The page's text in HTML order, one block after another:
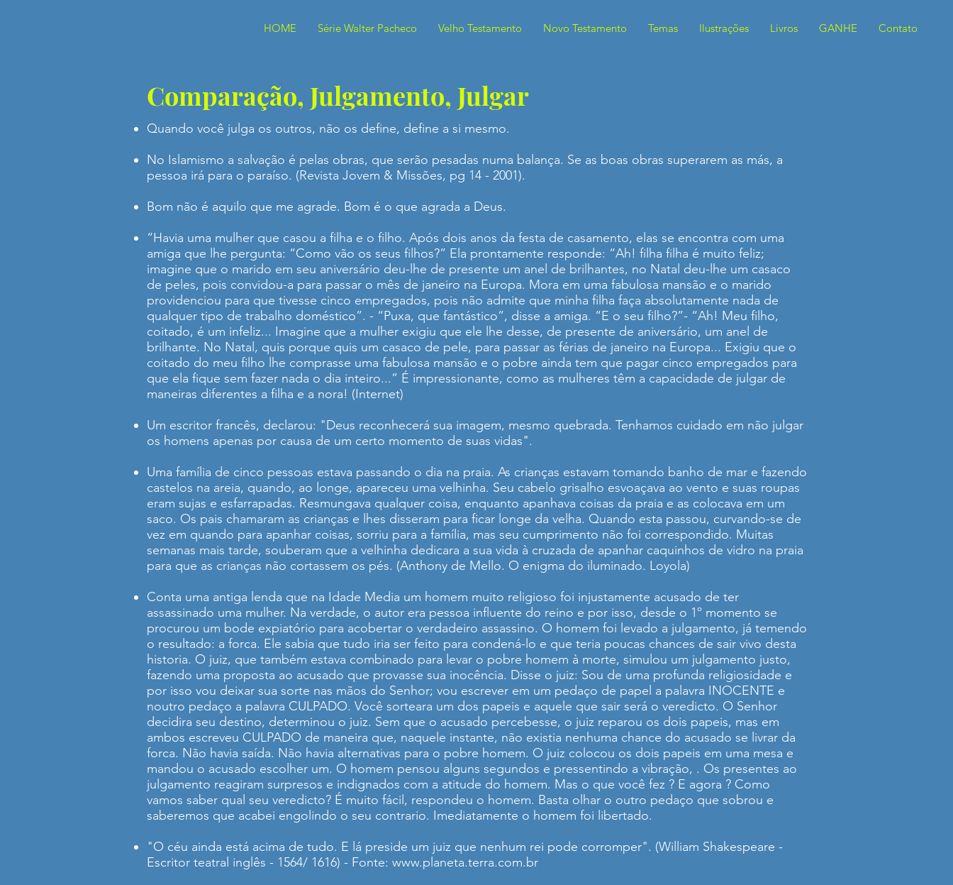
HOME Série Walter Pacheco Velho Testamento Novo Testamento Temas Ilustrações Livros GANHE Contato
Quando você julga os outros, não os define, define a si mesmo.
No Islamismo a salvação é pelas obras, que serão pesadas numa balança. Se as boas obras superarem as más, a
pessoa irá para o paraíso. (Revista Jovem & Missões, pg 14 - 2001).
Bom não é aquilo que me agrade. Bom é o que agrada a Deus.
“Havia uma mulher que casou a filha e o filho. Após dois anos da festa de casamento, elas se encontra com uma
amiga que lhe pergunta: “Como vão os seus filhos?” Ela prontamente responde: “Ah! filha filha é muito feliz;
imagine que o marido em seu aniversário deu-lhe de presente um anel de brilhantes, no Natal deu-lhe um casaco
de peles, pois convidou-a para passar o mês de janeiro na Europa. Mora em uma fabulosa mansão e o marido
providenciou para que tivesse cinco empregados, pois não admite que minha filha faça absolutamente nada de
qualquer tipo de trabalho doméstico”. - “Puxa, que fantástico”, disse a amiga. “E o seu filho?”- “Ah! Meu filho,
coitado, é um infeliz... Imagine que a mulher exigiu que ele lhe desse, de presente de aniversário, um anel de
brilhante. No Natal, quis porque quis um casaco de pele, para passar as férias de janeiro na Europa... Exigiu que o
coitado do meu filho lhe comprasse uma fabulosa mansão e o pobre ainda tem que pagar cinco empregados para
que ela fique sem fazer nada o dia inteiro...” É impressionante, como as mulheres têm a capacidade de julgar de
maneiras diferentes a filha e a nora! (Internet)
Um escritor francês, declarou: "Deus reconhecerá sua imagem, mesmo quebrada. Tenhamos cuidado em não julgar
os homens apenas por causa de um certo momento de suas vidas".
Uma família de cinco pessoas estava passando o dia na praia. As crianças estavam tomando banho de mar e fazendo
castelos na areia, quando, ao longe, apareceu uma velhinha. Seu cabelo grisalho esvoaçava ao vento e suas roupas
eram sujas e esfarrapadas. Resmungava qualquer coisa, enquanto apanhava coisas da praia e as colocava em um
saco. Os pais chamaram as crianças e lhes disseram para ficar longe da velha. Quando esta passou, curvando-se de
vez em quando para apanhar coisas, sorriu para a família, mas seu cumprimento não foi correspondido. Muitas
semanas mais tarde, souberam que a velhinha dedicara a sua vida à cruzada de apanhar caquinhos de vidro na praia
para que as crianças não cortassem os pés. (Anthony de Mello. O enigma do iluminado. Loyola)
Conta uma antiga lenda que na Idade Media um homem muito religioso foi injustamente acusado de ter
assassinado uma mulher. Na verdade, o autor era pessoa influente do reino e por isso, desde o 1º momento se
procurou um bode expiatório para acobertar o verdadeiro assassino. O homem foi levado a julgamento, já temendo
o resultado: a forca. Ele sabia que tudo iria ser feito para condená-lo e que teria poucas chances de sair vivo desta
historia. O juiz, que também estava combinado para levar o pobre homem à morte, simulou um julgamento justo,
fazendo uma proposta ao acusado que provasse sua inocência. Disse o juiz: Sou de uma profunda religiosidade e
por isso vou deixar sua sorte nas mãos do Senhor; vou escrever em um pedaço de papel a palavra INOCENTE e
noutro pedaço a palavra CULPADO. Você sorteara um dos papeis e aquele que sair será o veredicto. O Senhor
decidira seu destino, determinou o juiz. Sem que o acusado percebesse, o juiz reparou os dois papeis, mas em
ambos escreveu CULPADO de maneira que, naquele instante, não existia nenhuma chance do acusado se livrar da
forca. Não havia saída. Não havia alternativas para o pobre homem. O juiz colocou os dois papeis em uma mesa e
mandou o acusado escolher um. O homem pensou alguns segundos e pressentindo a vibração, . Os presentes ao
julgamento reagiram surpresos e indignados com a atitude do homem. Mas o que você fez ? E agora ? Como
vamos saber qual seu veredicto? É muito fácil, respondeu o homem. Basta olhar o outro pedaço que sobrou e
saberemos que acabei engolindo o seu contrario. Imediatamente o homem foi libertado.
"O céu ainda está acima de tudo. E lá preside um juiz que nenhum rei pode corromper". (William Shakespeare -
Escritor teatral inglês - 1564/ 1616) - Fonte: www.planeta.terra.com.br
Comparação, Julgamento, Julgar